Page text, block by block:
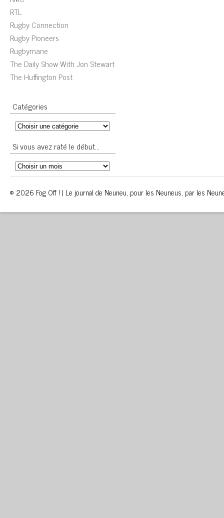
RTL
Rugby Connection
Rugby Pioneers
Rugbymane
The Daily Show With Jon Stewart
The Huffington Post
Catégories
Si vous avez raté le début…
© 2026 Fog Off ! | Le journal de Neuneu, pour les Neuneus, par les